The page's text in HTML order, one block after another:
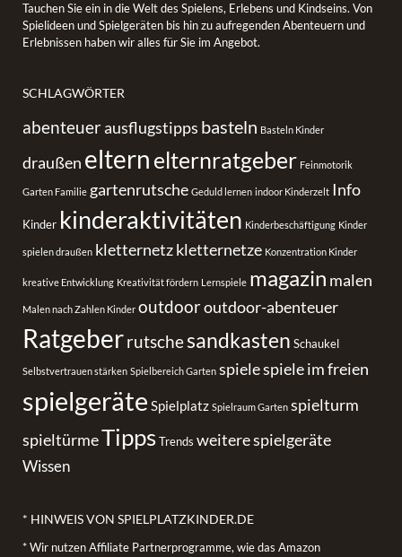
Tauchen Sie ein in die Welt des Spielens, Erlebens und Kindseins. Von
Spielideen und Spielgeräten bis hin zu aufregenden Abenteuern und
Erlebnissen haben wir alles für Sie im Angebot.
SCHLAGWÖRTER
abenteuerausflugstipps basteln Basteln Kinder
draußen eltern elternratgeber Feinmotorik
Garten Familie gartenrutsche Geduld lernen indoor Kinderzelt Info
Kinder kinderaktivitäten Kinderbeschäftigung Kinder
spielen draußen kletternetzkletternetze Konzentration Kinder
kreative Entwicklung Kreativität fördern Lernspiele magazin malen
Malen nach Zahlen Kinder outdooroutdoor-abenteuer
Ratgeberrutschesandkasten Schaukel
Selbstvertrauen stärken Spielbereich Garten spielespiele im freien
spielgeräte Spielplatz Spielraum Garten spielturm
spieltürmeTippsTrends weitere spielgeräte
Wissen
* HINWEIS VON SPIELPLATZKINDER.DE
* Wir nutzen Affiliate Partnerprogramme, wie das Amazon